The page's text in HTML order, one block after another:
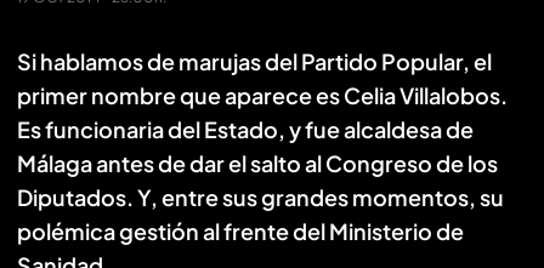
Si hablamos de marujas del Partido Popular, el
primer nombre que aparece es Celia Villalobos.
Es funcionaria del Estado, y fue alcaldesa de
Málaga antes de dar el salto al Congreso de los
Diputados. Y, entre sus grandes momentos, su
polémica gestión al frente del Ministerio de